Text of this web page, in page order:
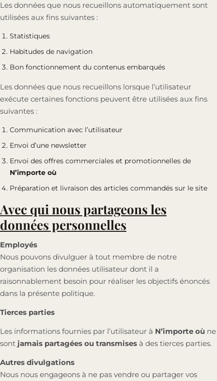
Les données que nous recueillons automatiquement sont
utilisées aux fins suivantes :
Statistiques
Habitudes de navigation
Bon fonctionnement du contenus embarqués
Les données que nous recueillons lorsque l’utilisateur
exécute certaines fonctions peuvent être utilisées aux fins
suivantes :
Communication avec l’utilisateur
Envoi d’une newsletter
Envoi des offres commerciales et promotionnelles de
N’importe où
Préparation et livraison des articles commandés sur le site
Avec qui nous partageons les
données personnelles
Employés
Nous pouvons divulguer à tout membre de notre
organisation les données utilisateur dont il a
raisonnablement besoin pour réaliser les objectifs énoncés
dans la présente politique.
Tierces parties
Les informations fournies par l’utilisateur à N’importe où ne
sont jamais partagées ou transmises à des tierces parties.
Autres divulgations
Nous nous engageons à ne pas vendre ou partager vos